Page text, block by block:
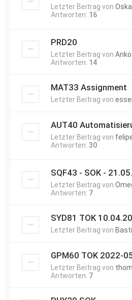
Letzter Beitrag von
Antworten: 16
PRD20
Letzter Beitrag von
Antworten: 14
MAT33 Assignment
Letzter Beitrag von
AUT40
Letzter Beitrag von
Antworten: 30
SQF43 - SOK -
Letzter Beitrag von
Antworten: 7
SYD81 TOK
Letzter Beitrag von
GPM60 TOK 2022-
Letzter Beitrag von
Antworten: 7